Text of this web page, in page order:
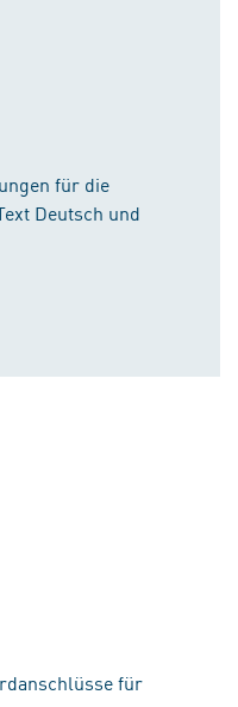
für die
Deutsch und
für